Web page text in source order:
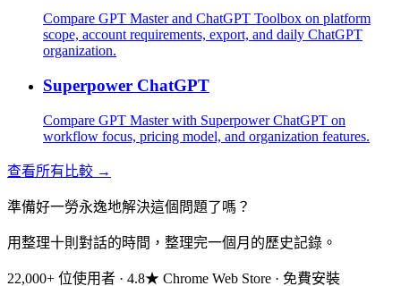
Compare GPT Master and ChatGPT Toolbox on platform
scope, account requirements, export, and daily ChatGPT
organization.
Superpower ChatGPT
Compare GPT Master with Superpower ChatGPT on
workflow focus, pricing model, and organization features.
查看所有比較 →
準備好一勞永逸地解決這個問題了嗎？
用整理十則對話的時間，整理完一個月的歷史記錄。
22,000+ 位使用者 · 4.8★ Chrome Web Store · 免費安裝